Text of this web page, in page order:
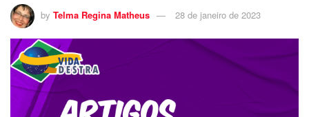
by Telma Regina Matheus 28 de janeiro de 2023